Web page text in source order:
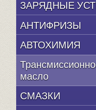
ЗАРЯДНЫЕ
АНТИФРИЗЫ
АВТОХИМИЯ
масло
СМАЗКИ